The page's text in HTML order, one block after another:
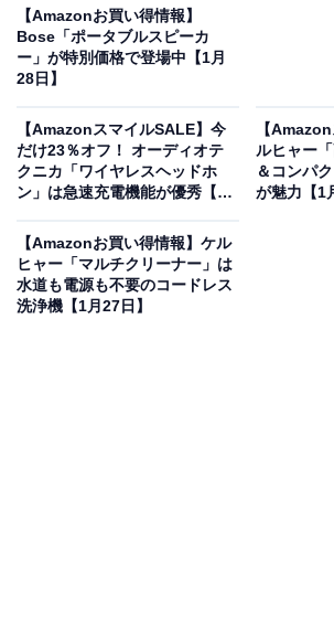
現在15％オフの特別価格・税込8490円
セールの終了時期は明らかにされてお
なり次第終了する可能性もあります
この商品のおすすめポイントは？
アクティブノイズキャンセリング機能
雑音をカット。ジムの騒音や街中の雑
楽に没頭できます。一方で、外音取り
しているため、屋外での使用時も安心
12時間の連続再生が可能で、充電ケー
【Amazonお買い得情報】
Bose「ポータブルスピーカ
ー」が特別価格で登場中【1月
28日】
【AmazonスマイルSALE】今
だけ23％オフ！ オーディオテ
クニカ「ワイヤレスヘッドホ
ン」は急速充電機能が優秀【1
【
ルヒャー
＆コンパ
が魅力【1
【Amazonお買い得情報】ケル
ヒャー「マルチクリーナー」は
水道も電源も不要のコードレス
洗浄機【1月27日】